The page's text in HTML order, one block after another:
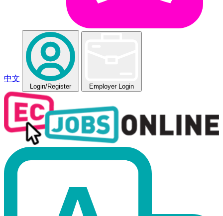
中文
Login/Register Employer Login